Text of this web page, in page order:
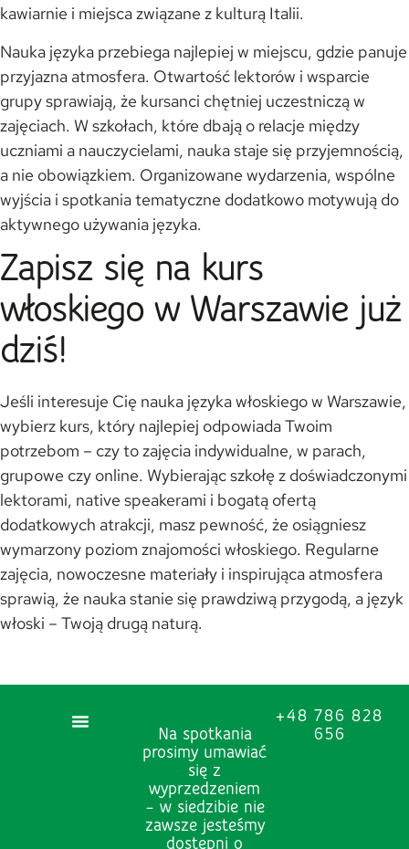
kawiarnie i miejsca związane z kulturą Italii.
Nauka języka przebiega najlepiej w miejscu, gdzie panuje
przyjazna atmosfera. Otwartość lektorów i wsparcie
grupy sprawiają, że kursanci chętniej uczestniczą w
zajęciach. W szkołach, które dbają o relacje między
uczniami a nauczycielami, nauka staje się przyjemnością,
a nie obowiązkiem. Organizowane wydarzenia, wspólne
wyjścia i spotkania tematyczne dodatkowo motywują do
aktywnego używania języka.
Zapisz się na kurs
włoskiego w Warszawie już
dziś!
Jeśli interesuje Cię nauka języka włoskiego w Warszawie,
wybierz kurs, który najlepiej odpowiada Twoim
potrzebom – czy to zajęcia indywidualne, w parach,
grupowe czy online. Wybierając szkołę z doświadczonymi
lektorami, native speakerami i bogatą ofertą
dodatkowych atrakcji, masz pewność, że osiągniesz
wymarzony poziom znajomości włoskiego. Regularne
zajęcia, nowoczesne materiały i inspirująca atmosfera
sprawią, że nauka stanie się prawdziwą przygodą, a język
włoski – Twoją drugą naturą.
Na spotkania
prosimy umawiać
się z
wyprzedzeniem
– w siedzibie nie
zawsze jesteśmy
dostępni o
+48 786 828
656